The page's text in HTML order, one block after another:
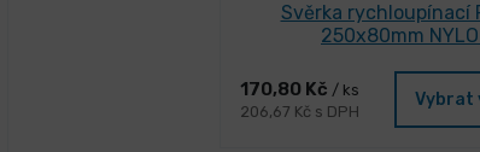
Svěrka rychloupínací
250x80mm
170,80 Kč / ks
206,67 Kč s DPH
Vybrat